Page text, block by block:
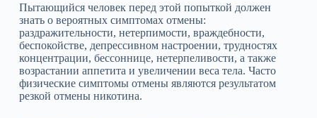
Пытающийся человек перед этой попыткой должен
знать о вероятных симптомах отмены:
раздражительности, нетерпимости, враждебности,
беспокойстве, депрессивном настроении, трудностях
концентрации, бессоннице, нетерпеливости, а также
возрастании аппетита и увеличении веса тела. Часто
физические симптомы отмены являются результатом
резкой отмены никотина.